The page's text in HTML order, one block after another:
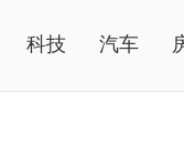
科技 汽车